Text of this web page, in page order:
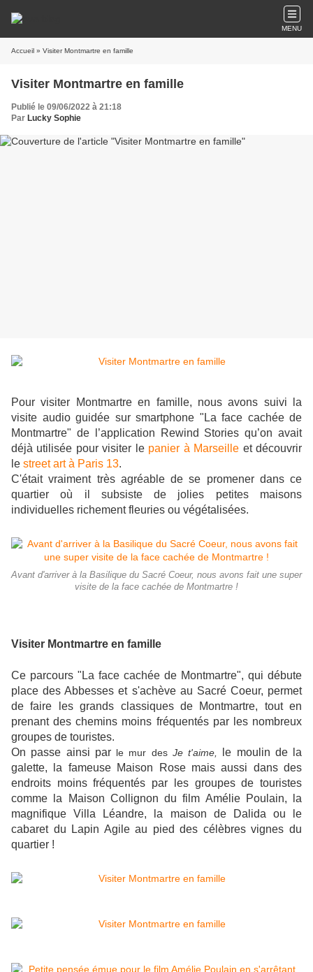
MENU
Accueil » Visiter Montmartre en famille
Visiter Montmartre en famille
Publié le 09/06/2022 à 21:18
Par Lucky Sophie
Pour visiter Montmartre en famille, nous avons suivi la
visite audio guidée sur smartphone "La face cachée de
Montmartre" de l’application Rewind Stories qu’on avait
déjà utilisée pour visiter le panier à Marseille et découvrir
le street art à Paris 13.
C'était vraiment très agréable de se promener dans ce
quartier où il subsiste de jolies petites maisons
individuelles richement fleuries ou végétalisées.
Avant d'arriver à la Basilique du Sacré Coeur, nous avons fait une super
visite de la face cachée de Montmartre !
Visiter Montmartre en famille
Ce parcours "La face cachée de Montmartre", qui débute
place des Abbesses et s'achève au Sacré Coeur, permet
de faire les grands classiques de Montmartre, tout en
prenant des chemins moins fréquentés par les nombreux
groupes de touristes.
On passe ainsi par le mur des Je t'aime,
le moulin de la
galette, la fameuse Maison Rose mais aussi dans des
endroits moins fréquentés par les groupes de touristes
comme la Maison Collignon du film Amélie Poulain, la
magnifique Villa Léandre, la maison de Dalida ou le
cabaret du Lapin Agile au pied des célèbres vignes du
quartier !